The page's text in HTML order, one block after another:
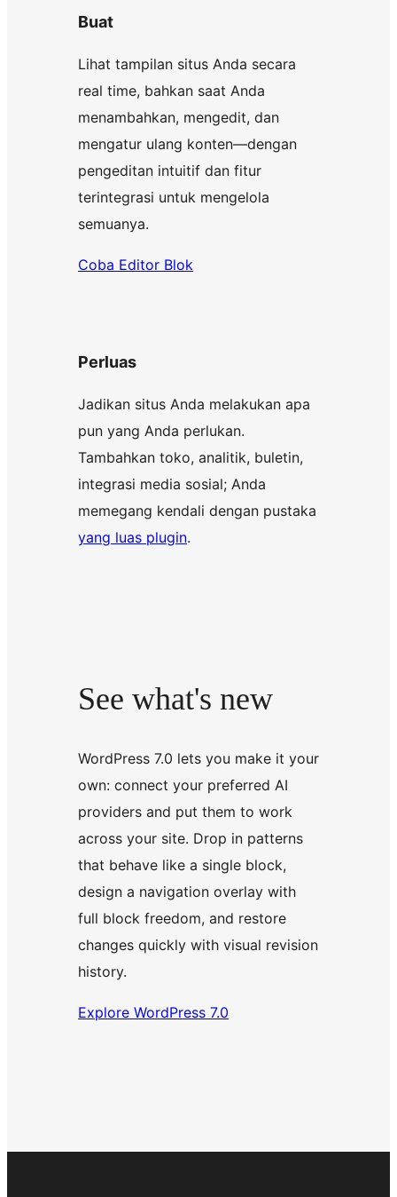
Buat
Lihat tampilan situs Anda secara
real time, bahkan saat Anda
menambahkan, mengedit, dan
mengatur ulang konten—dengan
pengeditan intuitif dan fitur
terintegrasi untuk mengelola
semuanya.
Coba Editor Blok
Perluas
Jadikan situs Anda melakukan apa
pun yang Anda perlukan.
Tambahkan toko, analitik, buletin,
integrasi media sosial; Anda
memegang kendali dengan pustaka
yang luas plugin.
See what's new
WordPress 7.0 lets you make it your
own: connect your preferred AI
providers and put them to work
across your site. Drop in patterns
that behave like a single block,
design a navigation overlay with
full block freedom, and restore
changes quickly with visual revision
history.
Explore WordPress 7.0